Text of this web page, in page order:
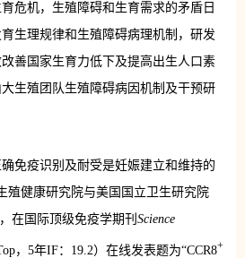
危机，生殖障碍和生育需求的矛盾日
生理规律和生殖障碍病理机制，研发
善国家生育力低下及提高出生人口素
生殖团队生殖障碍病因机制及干预研
免疫识别及耐受是妊娠建立和维持的
殖健康研究院与美国国立卫生研究院
在国际顶级免疫学期刊 Science
，5年IF：19.2）在线发表题为“CCR8+